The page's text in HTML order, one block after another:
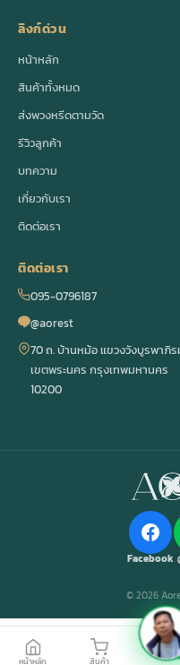
ลิงก์ด่วน
หน้าหลัก
สินค้าทั้งหมด
ส่งพวงหรีดตามวัด
รีวิวลูกค้า
บทความ
เกี่ยวกับเรา
ติดต่อเรา
ติดต่อเรา
095-0796187
@aorest
70 ถ. บ้านหม้อ แขวงวังบูรพาภิ
เขตพระนคร กรุงเทพมหานคร
10200
Facebook
© 2026
หน้าหลัก สินค้า